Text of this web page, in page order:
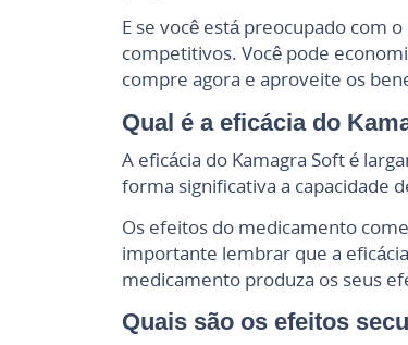
E se você está preocupado com
competitivos. Você pode
compre agora e aproveite os
Qual é a eficácia do
A eficácia do Kamagra Soft é
forma significativa a capacidade
Os efeitos do medicamento
importante lembrar que a
medicamento produza os seus
Quais são os efeitos